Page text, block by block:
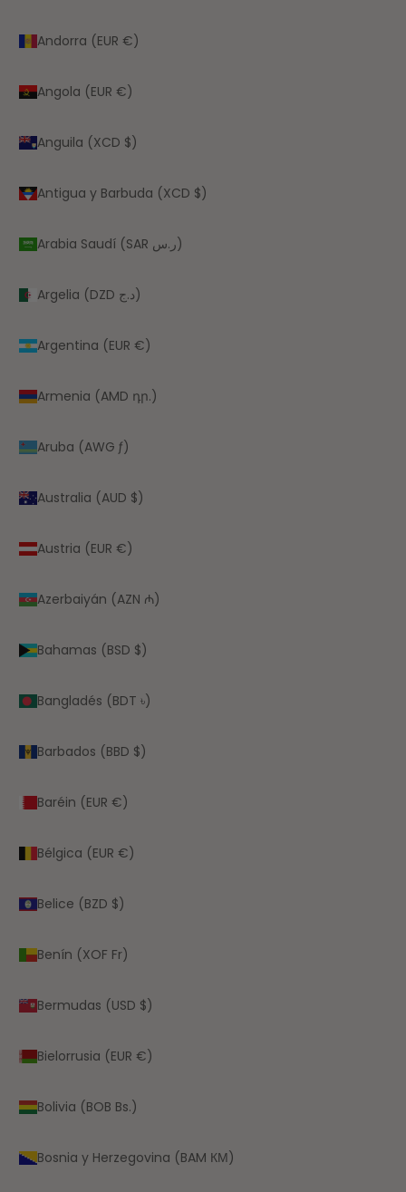
Andorra (EUR €)
Angola (EUR €)
Anguila (XCD $)
Antigua y Barbuda (XCD $)
Arabia Saudí (SAR ر.س)
Argelia (DZD د.ج)
Argentina (EUR €)
Armenia (AMD դր.)
Aruba (AWG ƒ)
Australia (AUD $)
Austria (EUR €)
Azerbaiyán (AZN ₼)
Bahamas (BSD $)
Bangladés (BDT ৳)
Barbados (BBD $)
Baréin (EUR €)
Bélgica (EUR €)
Belice (BZD $)
Benín (XOF Fr)
Bermudas (USD $)
Bielorrusia (EUR €)
Bolivia (BOB Bs.)
Bosnia y Herzegovina (BAM КМ)